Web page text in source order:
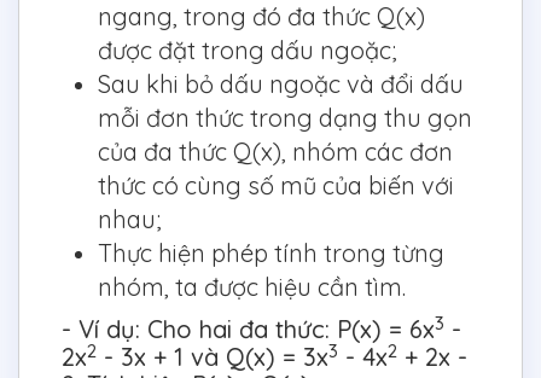
ngang, trong đó đa thức Q(x)
được đặt trong dấu ngoặc;
Sau khi bỏ dấu ngoặc và đổi dấu
mỗi đơn thức trong dạng thu gọn
của đa thức Q(x), nhóm các đơn
thức có cùng số mũ của biến với
nhau;
Thực hiện phép tính trong từng
nhóm, ta được hiệu cần tìm.
- Ví dụ: Cho hai đa thức: P(x) = 6x3 -
2x2 - 3x + 1 và Q(x) = 3x3 - 4x2 + 2x -